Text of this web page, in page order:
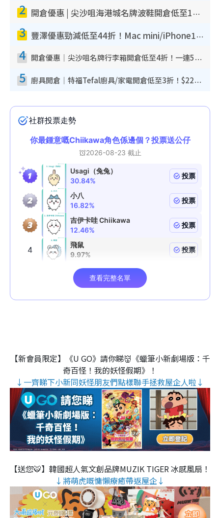
2 開倉優惠 | 尖沙咀海港城名牌波鞋開倉低至1折！On鞋$899起／Joy&Peace鞋履$98起
3 豐澤優惠勁減低至44折！Mac mini/iPhone17Pro大減價！廚房家電$220起
4 開倉優惠｜尖沙咀名牌行李箱開倉低至4折！一連5日 American Tourister/ace./Hallmark $200起！
5 廚具開倉｜特福Tefal廚具/家電開倉低至3折！$220起買平底鍋/炒鑊/湯煲！電飯煲/吸塵機/燙斗$418起
【新會員限定】《U GO》請你睇👹《蠟筆小新劇場版：千
奇百怪！我的妖怪假期》！
↓一齊睇下小新同妖怪朋友們點樣聯手拯救屋企人啦↓
【送您🐯】韓國超人氣文創品牌MUZIK TIGER 冰感風扇！
↓將萌虎嘅慵懶療癒帶返屋企↓